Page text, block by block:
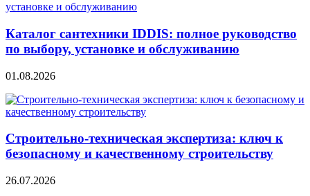
Каталог сантехники IDDIS: полное руководство
по выбору, установке и обслуживанию
01.08.2026
Строительно‑техническая экспертиза: ключ к
безопасному и качественному строительству
26.07.2026